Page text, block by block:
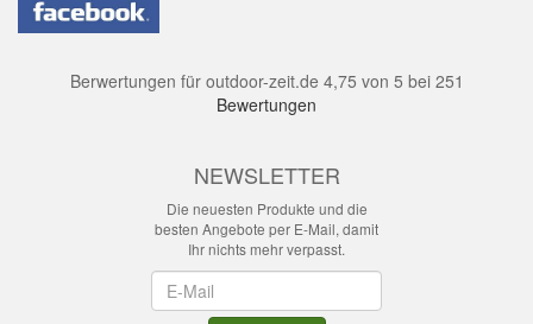
Berwertungen für outdoor-zeit.de 4,75 von 5 bei 251
Bewertungen
NEWSLETTER
Die neuesten Produkte und die
besten Angebote per E-Mail, damit
Ihr nichts mehr verpasst.